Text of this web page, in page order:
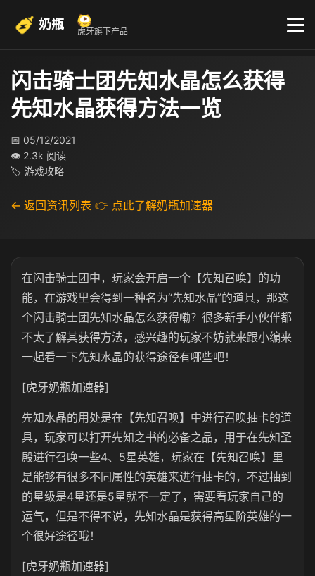
奶瓶 虎牙旗下产品
闪击骑士团先知水晶怎么获得
先知水晶获得方法一览
📅 05/12/2021
👁 2.3k 阅读
🏷 游戏攻略
← 返回资讯列表 👉 点此了解奶瓶加速器
在闪击骑士团中，玩家会开启一个【先知召唤】的功
能，在游戏里会得到一种名为“先知水晶”的道具，那这
个闪击骑士团先知水晶怎么获得嘞？很多新手小伙伴都
不太了解其获得方法，感兴趣的玩家不妨就来跟小编来
一起看一下先知水晶的获得途径有哪些吧！
[虎牙奶瓶加速器]
先知水晶的用处是在【先知召唤】中进行召唤抽卡的道
具，玩家可以打开先知之书的必备之品，用于在先知圣
殿进行召唤一些4、5星英雄，玩家在【先知召唤】里
是能够有很多不同属性的英雄来进行抽卡的，不过抽到
的星级是4星还是5星就不一定了，需要看玩家自己的
运气，但是不得不说，先知水晶是获得高星阶英雄的一
个很好途径哦！
[虎牙奶瓶加速器]